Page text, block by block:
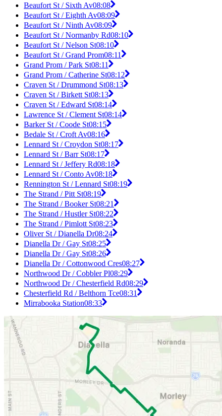
Beaufort St / Sixth Av08:08
Beaufort St / Eighth Av08:09
Beaufort St / Ninth Av08:09
Beaufort St / Normanby Rd08:10
Beaufort St / Nelson St08:10
Beaufort St / Grand Prom08:11
Grand Prom / Park St08:11
Grand Prom / Catherine St08:12
Craven St / Drummond St08:13
Craven St / Birkett St08:13
Craven St / Edward St08:14
Lawrence St / Clement St08:14
Barker St / Coode St08:15
Bedale St / Croft Av08:16
Lennard St / Croydon St08:17
Lennard St / Barr St08:17
Lennard St / Jeffery Rd08:18
Lennard St / Conto Av08:18
Rennington St / Lennard St08:19
The Strand / Pitt St08:19
The Strand / Booker St08:21
The Strand / Hustler St08:22
The Strand / Pimlott St08:23
Oliver St / Dianella Dr08:24
Dianella Dr / Gay St08:25
Dianella Dr / Gay St08:26
Dianella Dr / Cottonwood Cres08:27
Northwood Dr / Cobbler Pl08:29
Northwood Dr / Chesterfield Rd08:29
Chesterfield Rd / Belthorn Tce08:31
Mirrabooka Station08:33